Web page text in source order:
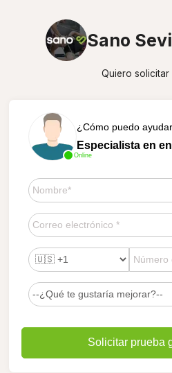
Sano
Quiero solicitar
Online
¿Cómo puedo
Especialista en
Solicitar prueba